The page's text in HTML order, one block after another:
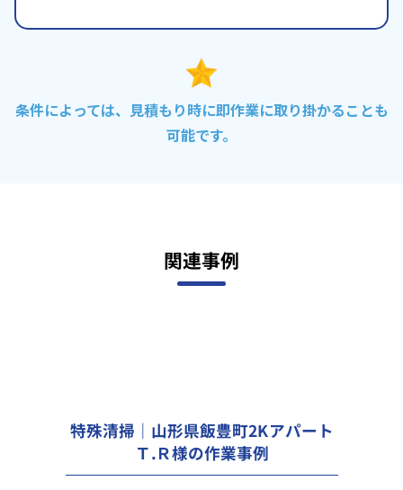
条件によっては、見積もり時に即作業に取り掛かることも
可能です。
関連事例
特殊清掃｜山形県飯豊町2Kアパート
Ｔ.Ｒ様の作業事例